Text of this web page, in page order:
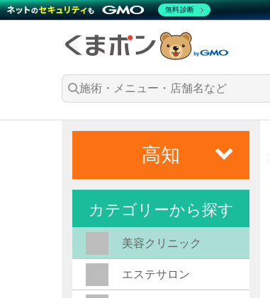
高知
カテゴリーから探す
美容クリニック
エステサロン
無料診断